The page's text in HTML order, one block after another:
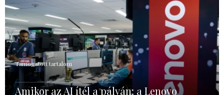
Támogatott tartalom
Amikor az AI ítél a pályán: a Lenovo